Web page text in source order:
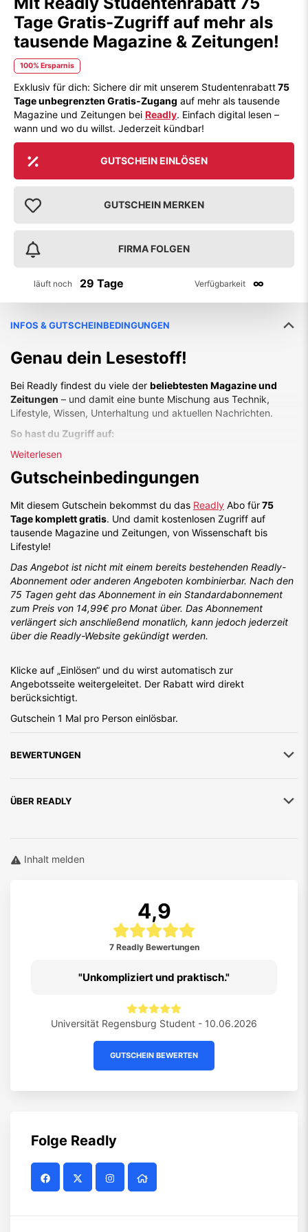
Tage Gratis-Zugriff auf mehr als
tausende Magazine & Zeitungen!
100% Ersparnis
Exklusiv für dich: Sichere dir mit unserem Studentenrabatt75
Tage unbegrenzten Gratis-Zugang auf mehr als tausende
Magazine und Zeitungen bei Readly. Einfach digital lesen –
wann und wo du willst. Jederzeit kündbar!
GUTSCHEIN EINLÖSEN
GUTSCHEIN MERKEN
FIRMA FOLGEN
läuft noch 29 Tage Verfügbarkeit ∞
INFOS & GUTSCHEINBEDINGUNGEN
Genau dein Lesestoff!
Bei Readly findest du viele der beliebtesten Magazine und
Zeitungen – und damit eine bunte Mischung aus Technik,
Lifestyle, Wissen, Unterhaltung und aktuellen Nachrichten.
So hast du Zugriff auf:
Time Magazine
National Geographic
Rolling Stone
Der Freitag
Die Welt
NZZ
Bild am Sonntag
CHIP
Computer Bild
Auto Motor Sport
Vogue
InStyle
und viele mehr!
Weiterlesen
Gutscheinbedingungen
Mit diesem Gutschein bekommst du das Readly Abo für75
Tage komplett gratis. Und damit kostenlosen Zugriff auf
tausende Magazine und Zeitungen, von Wissenschaft bis
Lifestyle!
Das Angebot ist nicht mit einem bereits bestehenden Readly-
Abonnement oder anderen Angeboten kombinierbar. Nach den
75 Tagen geht das Abonnement in ein Standardabonnement
zum Preis von 14,99€ pro Monat über. Das Abonnement
verlängert sich anschließend monatlich, kann jedoch jederzeit
über die Readly-Website gekündigt werden.
Klicke auf „Einlösen“ und du wirst automatisch zur
Angebotsseite weitergeleitet. Der Rabatt wird direkt
berücksichtigt.
Gutschein 1 Mal pro Person einlösbar.
BEWERTUNGEN
ÜBER READLY
Inhalt melden
4,9
7 Readly Bewertungen
Unkompliziert und praktisch.
Universität Regensburg Student - 10.06.2026
GUTSCHEIN BEWERTEN
Folge Readly